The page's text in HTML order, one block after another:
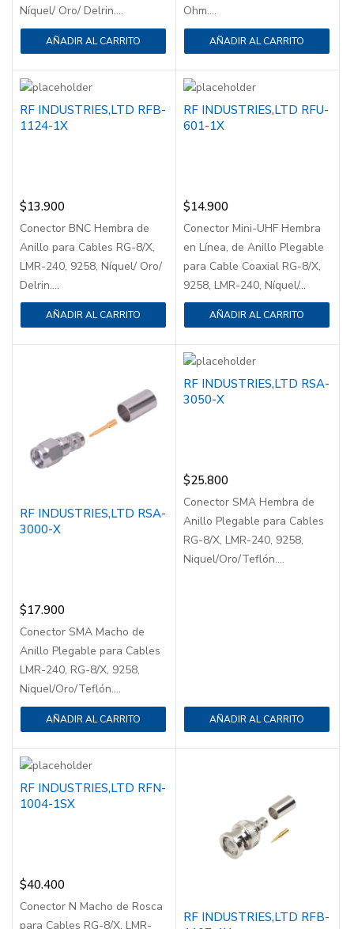
Níquel/ Oro/ Delrin....
AÑADIR AL CARRITO
Ohm....
AÑADIR AL CARRITO
RF INDUSTRIES,LTD RFB-
1124-1X
$13.900
Conector BNC Hembra de
Anillo para Cables RG-8/X,
LMR-240, 9258, Níquel/ Oro/
Delrin....
AÑADIR AL CARRITO
RF INDUSTRIES,LTD RFU-
601-1X
$14.900
Conector Mini-UHF Hembra
en Línea, de Anillo Plegable
para Cable Coaxial RG-8/X,
9258, LMR-240, Níquel/...
AÑADIR AL CARRITO
RF INDUSTRIES,LTD RSA-
3000-X
$17.900
Conector SMA Macho de
Anillo Plegable para Cables
LMR-240, RG-8/X, 9258,
Niquel/Oro/Teflón....
AÑADIR AL CARRITO
RF INDUSTRIES,LTD RSA-
3050-X
$25.800
Conector SMA Hembra de
Anillo Plegable para Cables
RG-8/X, LMR-240, 9258,
Niquel/Oro/Teflón....
AÑADIR AL CARRITO
RF INDUSTRIES,LTD RFN-
1004-1SX
$40.400
Conector N Macho de Rosca
para Cables RG-8/X, LMR-
RF INDUSTRIES,LTD RFB-